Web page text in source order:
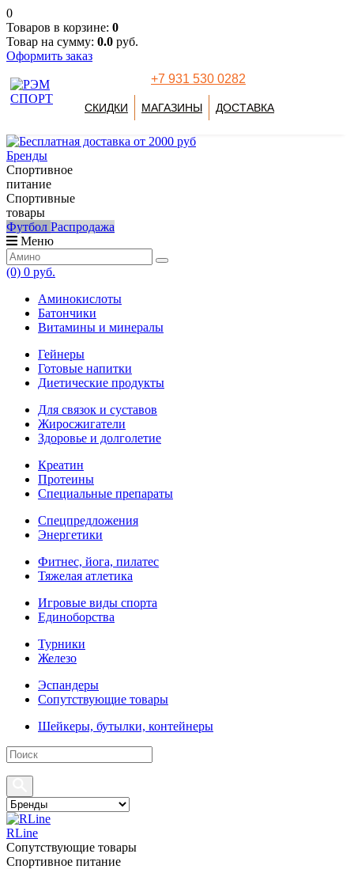
0
Товаров в корзине: 0
Товар на сумму: 0.0 руб.
Оформить заказ
+7 931 530 0282
СКИДКИ МАГАЗИНЫ ДОСТАВКА
Бренды
Спортивное
питание
Спортивные
товары
Футбол Распродажа
Меню
(0) 0 руб.
Аминокислоты
Батончики
Витамины и минералы
Гейнеры
Готовые напитки
Диетические продукты
Для связок и суставов
Жиросжигатели
Здоровье и долголетие
Креатин
Протеины
Специальные препараты
Спецпредложения
Энергетики
Фитнес, йога, пилатес
Тяжелая атлетика
Игровые виды спорта
Единоборства
Турники
Железо
Эспандеры
Сопутствующие товары
Шейкеры, бутылки, контейнеры
RLine
Сопутствующие товары
Спортивное питание